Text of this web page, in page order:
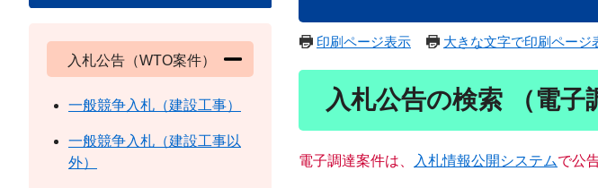
印刷ページ表示 大きな文字で印刷ページ
入札公告の検索 （電子
電子調達案件は、 入札情報公開システムで公
入札公告（WTO案件）
一般競争入札（建設工事）
一般競争入札（建設工事以
外）